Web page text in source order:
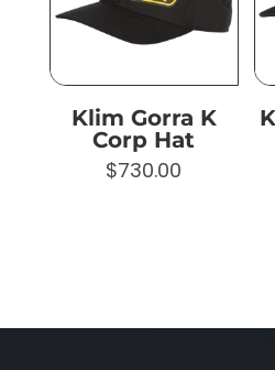
Klim Gorra K
Corp Hat
$730.00